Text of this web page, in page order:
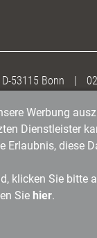
D-53115 Bonn |
Werbung
Dienstleister
diese
klicken Sie bitte
Sie hier.